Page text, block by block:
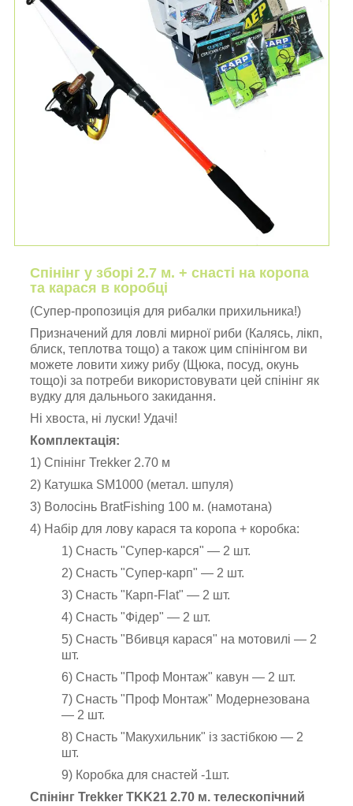
Спінінг у зборі 2.7 м. + снасті на коропа
та карася в коробці
(Супер-пропозиція для рибалки прихильника!)
Призначений для ловлі мирної риби (Калясь, лікп,
блиск, теплотва тощо) а також цим спінінгом ви
можете ловити хижу рибу (Щюка, посуд, окунь
тощо)і за потреби використовувати цей спінінг як
вудку для дальнього закидання.
Ні хвоста, ні луски! Удачі!
Комплектація:
1) Спінінг Trekker 2.70 м
2) Катушка SM1000 (метал. шпуля)
3) Волосінь BratFishing 100 м. (намотана)
4) Набір для лову карася та коропа + коробка:
1) Снасть "Супер-карся" — 2 шт.
2) Снасть "Супер-карп" — 2 шт.
3) Снасть "Карп-Flat" — 2 шт.
4) Снасть "Фідер" — 2 шт.
5) Снасть "Вбивця карася" на мотовилі — 2
шт.
6) Снасть "Проф Монтаж" кавун — 2 шт.
7) Снасть "Проф Монтаж" Модернезована
— 2 шт.
8) Снасть "Макухильник" із застібкою — 2
шт.
9) Коробка для снастей -1шт.
Спінінг Trekker TKK21 2.70 м. телескопічний